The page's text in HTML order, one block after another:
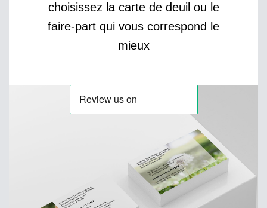
choisissez la carte de deuil ou le
faire-part qui vous correspond le
mieux